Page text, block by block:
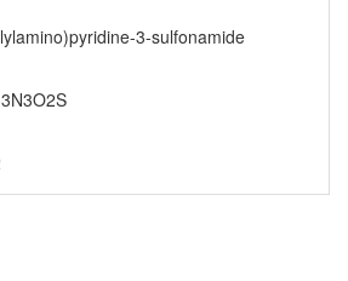
3-sulfonamide